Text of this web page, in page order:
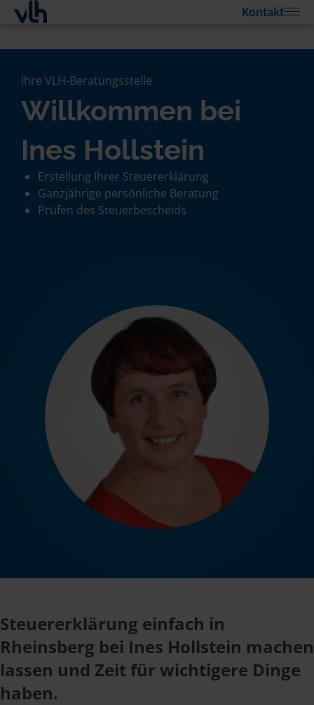
Kontakt
Ihre VLH-Beratungsstelle
Willkommen bei
Ines Hollstein
Erstellung Ihrer Steuererklärung
Ganzjährige persönliche Beratung
Prüfen des Steuerbescheids
Steuererklärung einfach in
Rheinsberg bei Ines Hollstein machen
lassen und Zeit für wichtigere Dinge
haben.